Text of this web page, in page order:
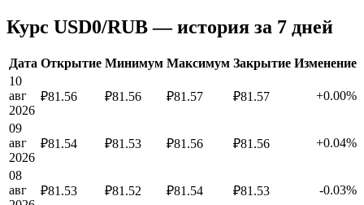
Курс USD0/RUB — история за 7 дней
Дата Открытие Минимум Максимум Закрытие Изменение
10
авг
2026
₽81.56 ₽81.56 ₽81.57 ₽81.57 +0.00%
09
авг
2026
₽81.54 ₽81.53 ₽81.56 ₽81.56 +0.04%
08
авг
₽81.53 ₽81.52 ₽81.54 ₽81.53 -0.03%